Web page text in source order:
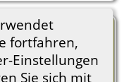
fortfahren,
Einstellungen
Sie sich mit
Bd.
Geschlechterbuch
Verlag C. A. Starke
Limburg